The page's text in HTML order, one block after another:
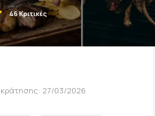
46 Κριτικές
27/03/2026